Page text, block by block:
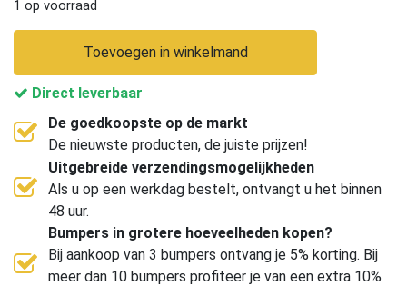
1 op voorraad
Toevoegen in winkelmand
Direct leverbaar
De goedkoopste op de markt
De nieuwste producten, de juiste prijzen!
Uitgebreide verzendingsmogelijkheden
Als u op een werkdag bestelt, ontvangt u het binnen
48 uur.
Bumpers in grotere hoeveelheden kopen?
Bij aankoop van 3 bumpers ontvang je 5% korting. Bij
meer dan 10 bumpers profiteer je van een extra 10%